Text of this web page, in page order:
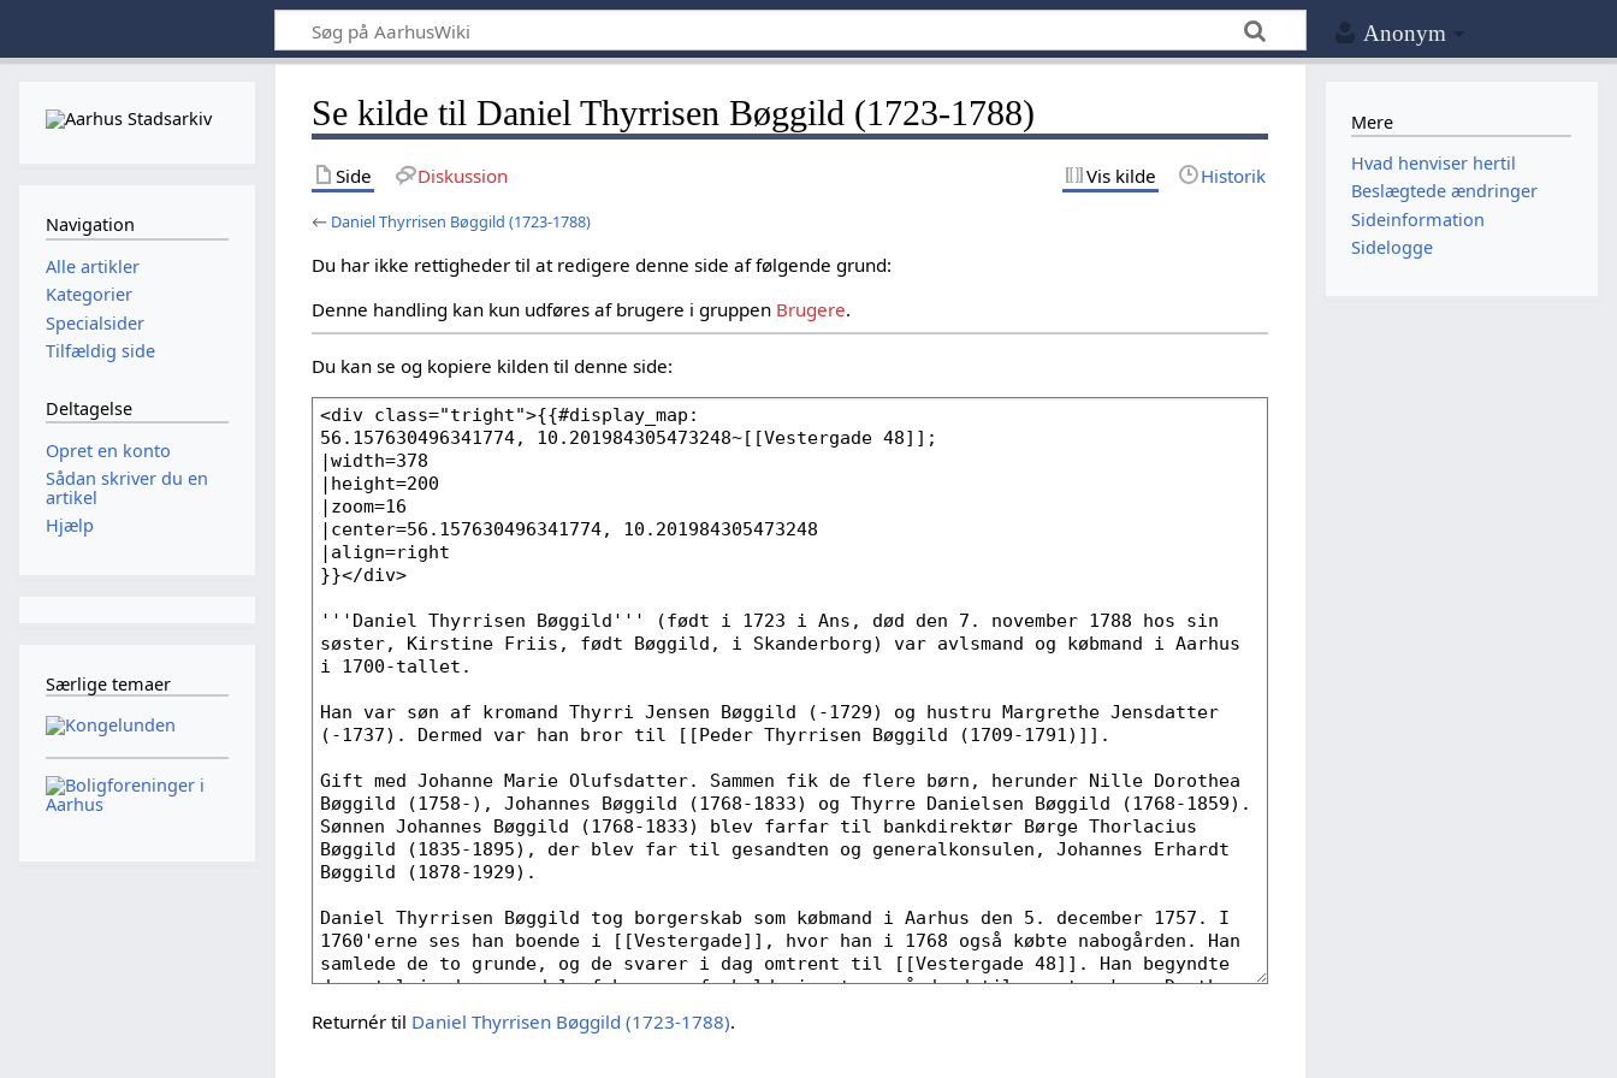
Anonym
Se kilde til Daniel Thyrrisen Bøggild (1723-1788)
Side Diskussion Vis kilde Historik
← Daniel Thyrrisen Bøggild (1723-1788)
Du har ikke rettigheder til at redigere denne side af følgende grund:
Denne handling kan kun udføres af brugere i gruppen Brugere.
Du kan se og kopiere kilden til denne side:
Returnér til Daniel Thyrrisen Bøggild (1723-1788).
Navigation
Alle artikler
Kategorier
Specialsider
Tilfældig side
Deltagelse
Opret en konto
Sådan skriver du en
artikel
Hjælp
Særlige temaer
Mere
Hvad henviser hertil
Beslægtede ændringer
Sideinformation
Sidelogge